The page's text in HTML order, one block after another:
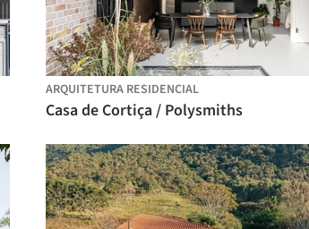
ARQUITETURA RESIDENCIAL
Casa de Cortiça / Polysmiths